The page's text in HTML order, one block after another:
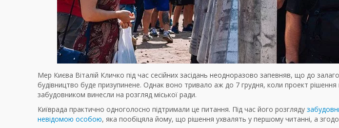
Мер Києва Віталій Кличко під час сесійних засідань неодноразово запевняв, що до
будівництво буде призупинене. Однак воно тривало аж до 7 грудня, коли проект рішення
забудовником винесли на розгляд міської ради.
Київрада практично одноголосно підтримали це питання. Під час його розгляду
невідомою особою, яка пообіцяла йому, що рішення ухвалять у першому читанні, а